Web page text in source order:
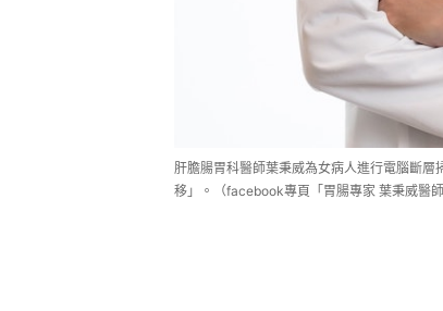
肝膽腸胃科醫師葉秉威為女病人進行電腦斷
移」。（facebook專頁「胃腸專家 葉秉威醫師